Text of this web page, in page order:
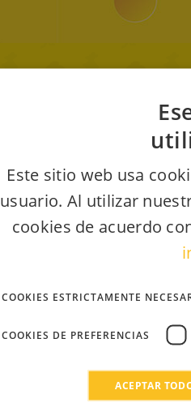
Este sitio web usa
usuario. Al utilizar
cookies de acuerdo
COOKIES ESTRICTAMENTE
COOKIES DE PREFERENCIAS
ACEPTAR